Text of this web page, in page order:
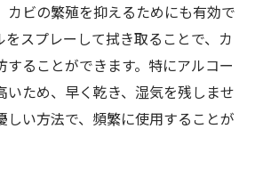
カビの繁殖を抑えるためにも有効で
をスプレーして拭き取ることで、カ
することができます。特にアルコー
いため、早く乾き、湿気を残しませ
しい方法で、頻繁に使用することが